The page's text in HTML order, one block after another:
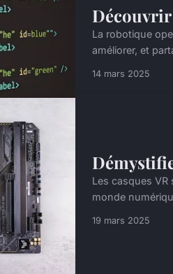
La robotique
améliorer, et
14 mars 2025
Les casques
monde
19 mars 2025